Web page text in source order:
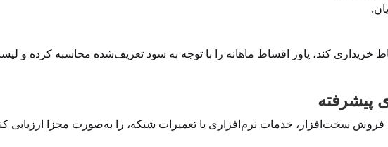
کند، پاور اقساط ماهانه را با توجه به سود تعریف‌شده محاسبه کرده و
فروش سخت‌افزار، خدمات نرم‌افزاری یا تعمیرات شبکه، را به‌صورت مجزا ارزیابی